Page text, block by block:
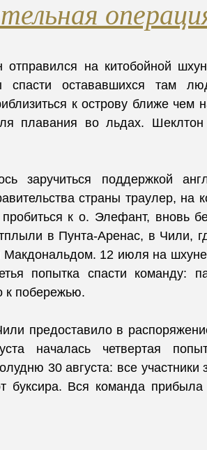
на китобойной
спасти остававшихся там
к острову ближе чем
плавания во льдах.
заручиться поддержкой
страны траулер, на
к о. Элефант, вновь
в Пунта-Аренас, в Чили,
Макдональдом. 12 июля на
попытка спасти
к побережью.
предоставило в
началась четвертая
30 августа: все
буксира. Вся команда